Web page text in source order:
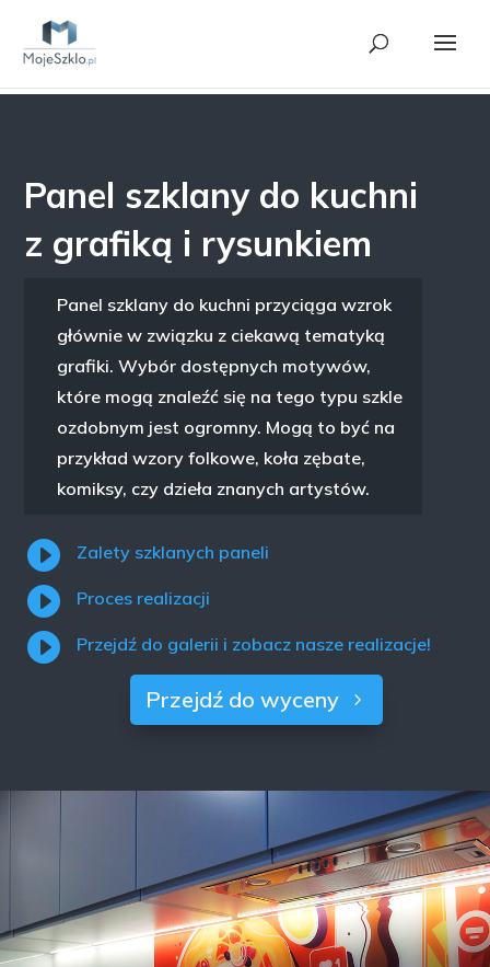
Panel szklany do kuchni
z grafiką i rysunkiem
Panel szklany do kuchni przyciąga wzrok
głównie w związku z ciekawą tematyką
grafiki. Wybór dostępnych motywów,
które mogą znaleźć się na tego typu szkle
ozdobnym jest ogromny. Mogą to być na
przykład wzory folkowe, koła zębate,
komiksy, czy dzieła znanych artystów.
 Zalety szklanych paneli
 Proces realizacji
 Przejdź do galerii i zobacz nasze realizacje!
Przejdź do wyceny